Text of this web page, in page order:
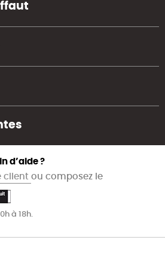
d’aide ?
client ou composez le
à 18h.